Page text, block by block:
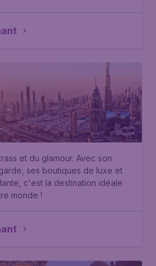
et du glamour. Avec son
ses boutiques de luxe et
c'est la destination idéale
monde !